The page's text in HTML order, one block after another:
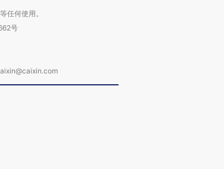
任何使用。
号